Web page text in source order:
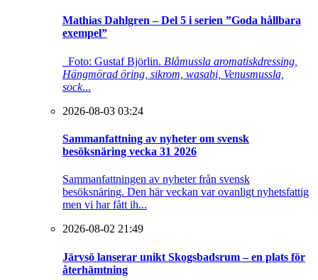
Mathias Dahlgren – Del 5 i serien ”Goda hållbara
exempel”
Foto: Gustaf Björlin. Blåmussla aromatiskdressing,
Hängmörad öring, sikrom, wasabi, Venusmussla,
sock...
2026-08-03 03:24
Sammanfattning av nyheter om svensk
besöksnäring vecka 31 2026
Sammanfattningen av nyheter från svensk
besöksnäring. Den här veckan var ovanligt nyhetsfattig
men vi har fått ih...
2026-08-02 21:49
Järvsö lanserar unikt Skogsbadsrum – en plats för
återhämtning